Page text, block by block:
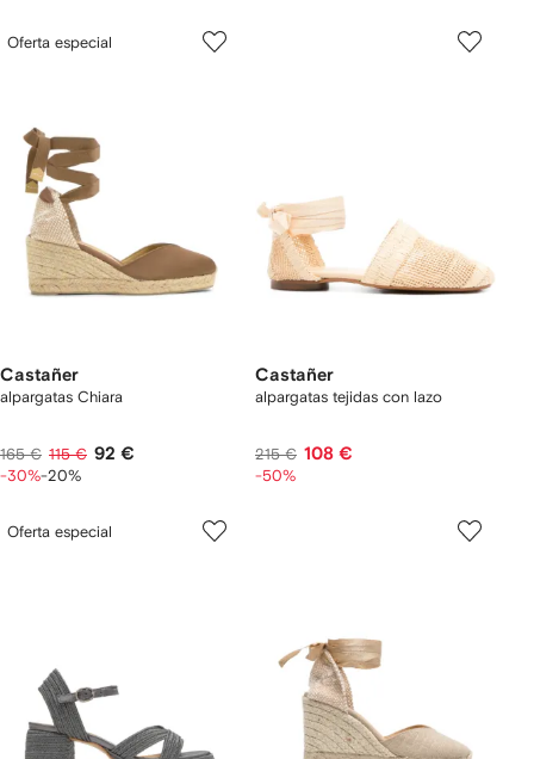
Oferta especial
Castañer
alpargatas Chiara
165 € 115 € 92 €
-30%-20%
Castañer
alpargatas tejidas con lazo
215 € 108 €
-50%
Oferta especial